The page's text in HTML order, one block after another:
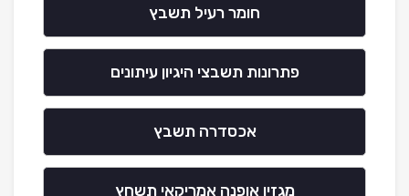
חומר רעיל תשבץ
פתרונות תשבצי היגיון עיתונים
אכסדרה תשבץ
מגזין אופנה אמריקאי תשחץ